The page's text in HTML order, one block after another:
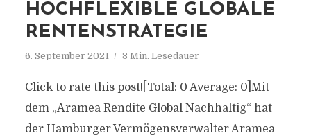
HOCHFLEXIBLE GLOBALE
RENTENSTRATEGIE
6. September 2021 3 Min. Lesedauer
Click to rate this post![Total: 0 Average: 0]Mit
dem „Aramea Rendite Global Nachhaltig“ hat
der Hamburger Vermögensverwalter Aramea